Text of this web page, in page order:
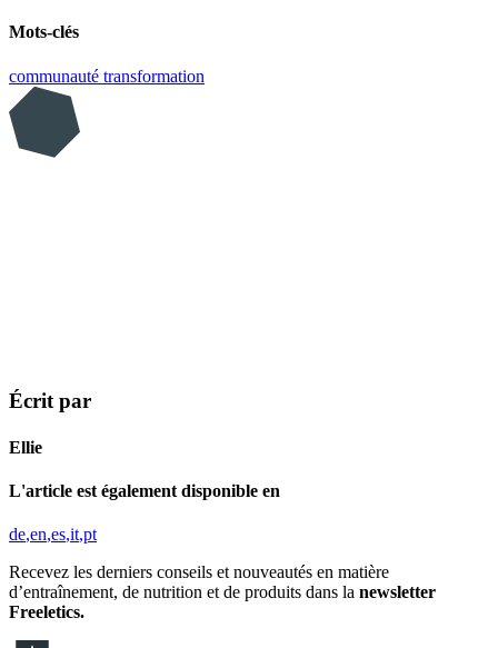
Mots-clés
communauté transformation
Écrit par
Ellie
L'article est également disponible en
de en es it pt
Recevez les derniers conseils et nouveautés en matière
d’entraînement, de nutrition et de produits dans la newsletter
Freeletics.